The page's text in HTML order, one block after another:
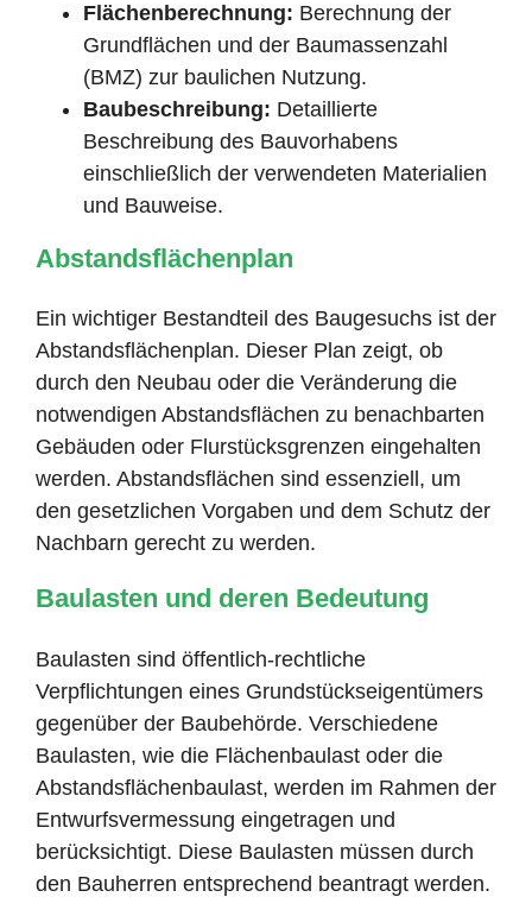
Flächenberechnung: Berechnung der
Grundflächen und der Baumassenzahl
(BMZ) zur baulichen Nutzung.
Baubeschreibung: Detaillierte
Beschreibung des Bauvorhabens
einschließlich der verwendeten Materialien
und Bauweise.
Abstandsflächenplan
Ein wichtiger Bestandteil des Baugesuchs ist der
Abstandsflächenplan. Dieser Plan zeigt, ob
durch den Neubau oder die Veränderung die
notwendigen Abstandsflächen zu benachbarten
Gebäuden oder Flurstücksgrenzen eingehalten
werden. Abstandsflächen sind essenziell, um
den gesetzlichen Vorgaben und dem Schutz der
Nachbarn gerecht zu werden.
Baulasten und deren Bedeutung
Baulasten sind öffentlich-rechtliche
Verpflichtungen eines Grundstückseigentümers
gegenüber der Baubehörde. Verschiedene
Baulasten, wie die Flächenbaulast oder die
Abstandsflächenbaulast, werden im Rahmen der
Entwurfsvermessung eingetragen und
berücksichtigt. Diese Baulasten müssen durch
den Bauherren entsprechend beantragt werden.